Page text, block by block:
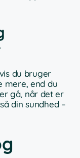
du bruger
mere, end du
gå, når det er
din sundhed –